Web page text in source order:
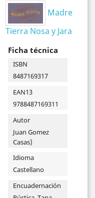
Madre
Tierra Nosa y Jara
Ficha técnica
ISBN
8487169317
EAN13
9788487169311
Autor
Juan Gomez
Casas)
Idioma
Castellano
Encuadernación